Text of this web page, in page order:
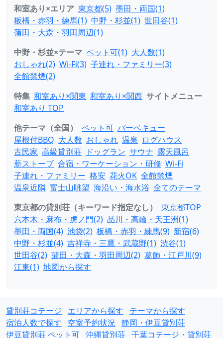
和室あり×エリア 東京都(5) 墨田・両国(1)
板橋・赤羽・練馬(1) 中野・杉並(1) 世田谷(1)
蒲田・大森・羽田周辺(1)
中野・杉並×テーマ ペット可(1) 大人数(1)
おしゃれ(2) Wi-Fi(3) 子連れ・ファミリー(3)
全館禁煙(2)
特集 和室あり×関東 和室あり×関西 サイトメニュー
和室あり TOP
他テーマ（全国）
ペット可 バーベキュー
屋根付BBQ 大人数 おしゃれ 温泉 ログハウス
古民家 高級貸別荘 ドッグラン サウナ 露天風呂
薪ストーブ 合宿・ワーケーション・研修 Wi-Fi
子連れ・ファミリー 格安 花火OK 全館禁煙
温泉近隣 富士山眺望 海沿い・海水浴 全てのテーマ
東京都の貸別荘（キーワード指定なし）
東京都TOP
六本木・麻布・虎ノ門(2) 品川・高輪・天王洲(1)
墨田・両国(4) 池袋(2) 板橋・赤羽・練馬(9) 新宿(6)
中野・杉並(4) 吉祥寺・三鷹・武蔵野(1) 渋谷(1)
世田谷(2) 蒲田・大森・羽田周辺(2) 葛飾・江戸川(9)
江東(1) 地図から探す
貸別荘コテージ エリアから探す
テーマから探す
宿泊人数で探す
空室予約状況 静岡・伊豆貸別荘
伊豆貸別荘 ペット可 沖縄貸別荘 千葉コテージ・貸別荘